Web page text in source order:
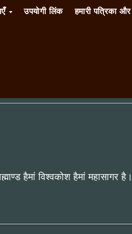
उपयोगी लिंक हमारी पत्रिका और
हैमां विश्वकोश हैमां महासागर